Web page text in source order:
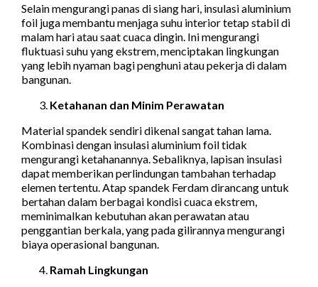
Selain mengurangi panas di siang hari, insulasi aluminium
foil juga membantu menjaga suhu interior tetap stabil di
malam hari atau saat cuaca dingin. Ini mengurangi
fluktuasi suhu yang ekstrem, menciptakan lingkungan
yang lebih nyaman bagi penghuni atau pekerja di dalam
bangunan.
Ketahanan dan Minim Perawatan
Material spandek sendiri dikenal sangat tahan lama.
Kombinasi dengan insulasi aluminium foil tidak
mengurangi ketahanannya. Sebaliknya, lapisan insulasi
dapat memberikan perlindungan tambahan terhadap
elemen tertentu. Atap spandek Ferdam dirancang untuk
bertahan dalam berbagai kondisi cuaca ekstrem,
meminimalkan kebutuhan akan perawatan atau
penggantian berkala, yang pada gilirannya mengurangi
biaya operasional bangunan.
Ramah Lingkungan